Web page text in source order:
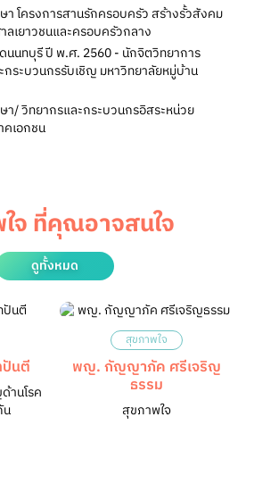
โครงการสานรักครอบครัว สร้างรั้วสังคม
เยาวชนและครอบครัวกลาง
นนทบุรี ปี พ.ศ. 2560 - นักจิตวิทยาการ
ระบวนกรรับเชิญ มหาวิทยาลัยหมู่บ้าน
/ วิทยากรและกระบวนกรอิสระหน่วย
เอกชน
จ ที่คุณอาจสนใจ
ดูทั้งหมด
นตี
านโรค
สุขภาพใจ
พญ. กัญญาภัค ศรีเจริญ​
ธรรม
สุขภาพใจ